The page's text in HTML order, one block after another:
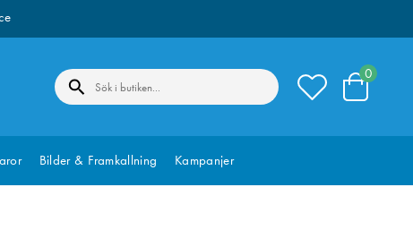
0
Bilder & Framkallning Kampanjer